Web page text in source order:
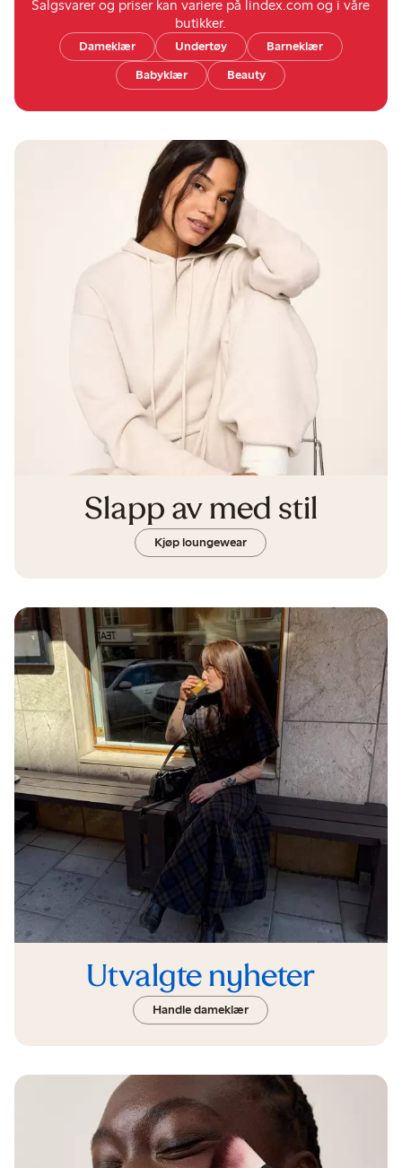
Salgsvarer og priser kan variere på lindex.com og i våre
butikker.
Dameklær Undertøy
Barneklær
Babyklær
Beauty
Slapp av med stil
Kjøp loungewear
Utvalgte nyheter
Handle dameklær